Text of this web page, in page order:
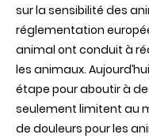
sur la sensibilité des
réglementation
animal ont conduit à
les animaux.
étape pour aboutir à
seulement limitent au
de douleurs pour les